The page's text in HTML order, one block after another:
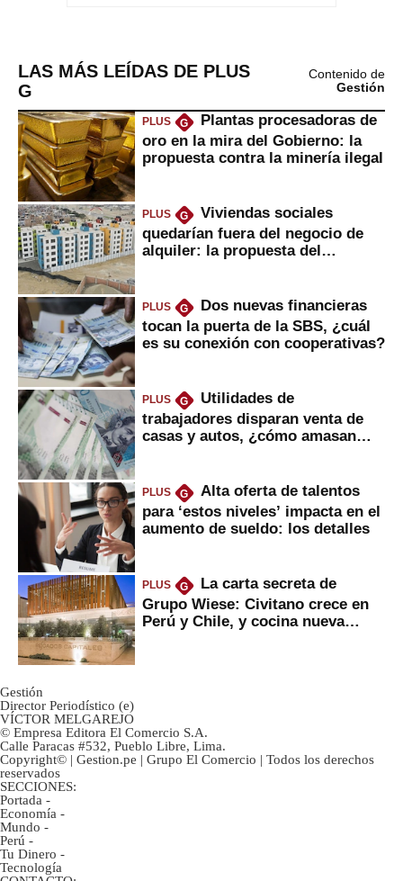
LAS MÁS LEÍDAS DE PLUS
G
Contenido de
Gestión
PLUS G
Plantas procesadoras de
oro en la mira del Gobierno: la
propuesta contra la minería ilegal
PLUS G
Viviendas sociales
quedarían fuera del negocio de
alquiler: la propuesta del
PLUS G
Dos nuevas financieras
tocan la puerta de la SBS, ¿cuál
es su conexión con cooperativas?
PLUS G
Utilidades de
trabajadores disparan venta de
casas y autos, ¿cómo amasan
PLUS G
Alta oferta de talentos
para ‘estos niveles’ impacta en el
aumento de sueldo: los detalles
PLUS G
La carta secreta de
Grupo Wiese: Civitano crece en
Perú y Chile, y cocina nueva
Gestión
Director Periodístico (e)
VÍCTOR MELGAREJO
© Empresa Editora El Comercio S.A.
Calle Paracas #532, Pueblo Libre, Lima.
Copyright© | Gestion.pe | Grupo El Comercio | Todos los derechos
reservados
SECCIONES:
Portada -
Economía -
Mundo -
Perú -
Tu Dinero -
Tecnología